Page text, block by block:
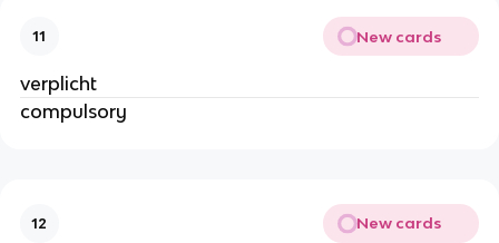
11 New cards
verplicht
compulsory
12 New cards